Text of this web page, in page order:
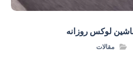
لوکس روزانه
مقالات